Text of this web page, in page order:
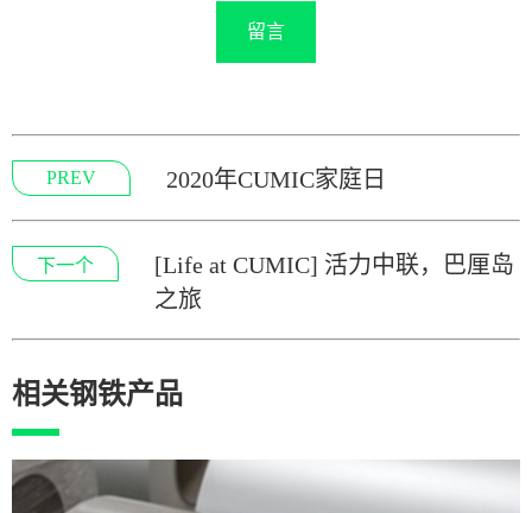
留言
PREV 2020年CUMIC家庭日
下一个
[Life at CUMIC] 活力中联，巴厘岛
之旅
相关钢铁产品